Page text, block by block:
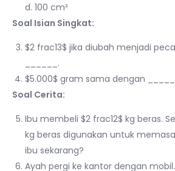
d. 100 cm²
Soal Isian Singkat:
$2 frac13$ jika diubah menjadi
______.
$5.000$ gram sama dengan
Soal Cerita:
Ibu membeli $2 frac12$ kg beras.
kg beras digunakan untuk
ibu sekarang?
Ayah pergi ke kantor dengan